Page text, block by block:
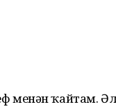
ҡайтам.